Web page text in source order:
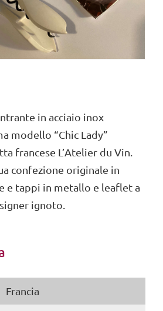
in acciaio inox
modello “Chic Lady”
francese L’Atelier du Vin.
confezione originale in
e tappi in metallo e leaflet a
ignoto.
Francia